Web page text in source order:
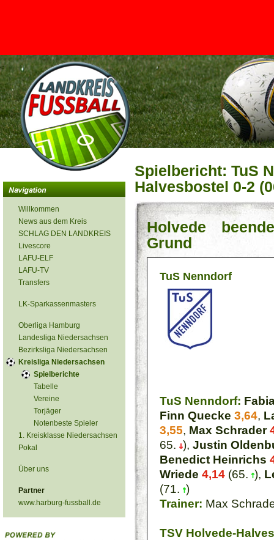
<
Willkommen
News aus dem Kreis
SCHLAG DEN LANDKREIS
Livescore
LAFU-ELF
LAFU-TV
Transfers
LK-Sparkassenmasters
Oberliga Hamburg
Landesliga Niedersachsen
Bezirksliga Niedersachsen
Kreisliga Niedersachsen
Spielberichte
Tabelle
Vereine
Torjäger
Notenbeste Spieler
1. Kreisklasse Niedersachsen
Pokal
Über uns
Partner
www.harburg-fussball.de
Spielbericht: TuS
Halvesbostel 0-2
Holvede
Grund
TuS Nenndorf
TuS Nenndorf:
Finn Quecke 3,64,
3,55, Max Schrader
65. ), Justin
Benedict Heinrichs
Wriede 4,14 (65. ),
(71. )
Trainer: Max
TSV Holvede-